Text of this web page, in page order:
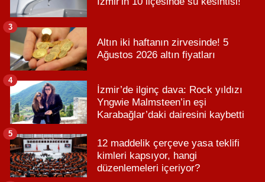
Altın iki haftanın zirvesinde! 5
Ağustos 2026 altın fiyatları
3
İzmir’de ilginç dava: Rock yıldızı
Yngwie Malmsteen’in eşi
Karabağlar’daki dairesini kaybetti
4
12 maddelik çerçeve yasa teklifi
kimleri kapsıyor, hangi
düzenlemeleri içeriyor?
5